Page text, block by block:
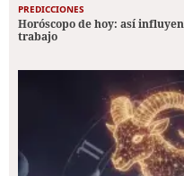
PREDICCIONES
Horóscopo de hoy: así
trabajo